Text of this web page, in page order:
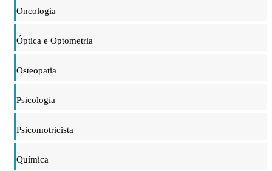
Oncologia
Óptica e Optometria
Osteopatia
Psicologia
Psicomotricista
Química